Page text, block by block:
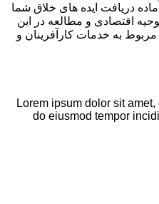
دریافت ایده های خلاق شما
اقتصادی و مطالعه در این
به خدمات کارآفرینان و
Lorem ipsum dolor sit
do eiusmod tempor